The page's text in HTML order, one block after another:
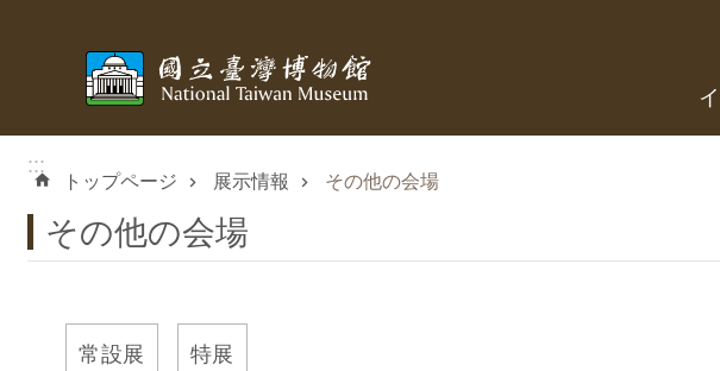
:::
トップページ 展示情報 その他の会場
その他の会場
常設展 特展